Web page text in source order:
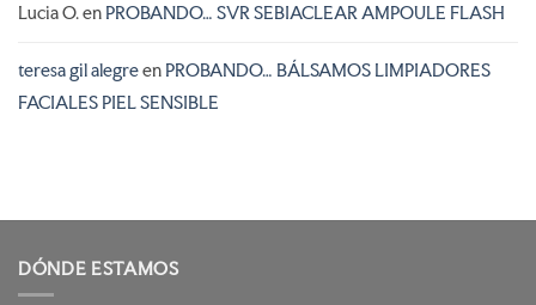
Lucia O.en PROBANDO… SVR SEBIACLEAR AMPOULE FLASH
teresa gil alegreen PROBANDO… BÁLSAMOS LIMPIADORES
FACIALES PIEL SENSIBLE
DÓNDE ESTAMOS